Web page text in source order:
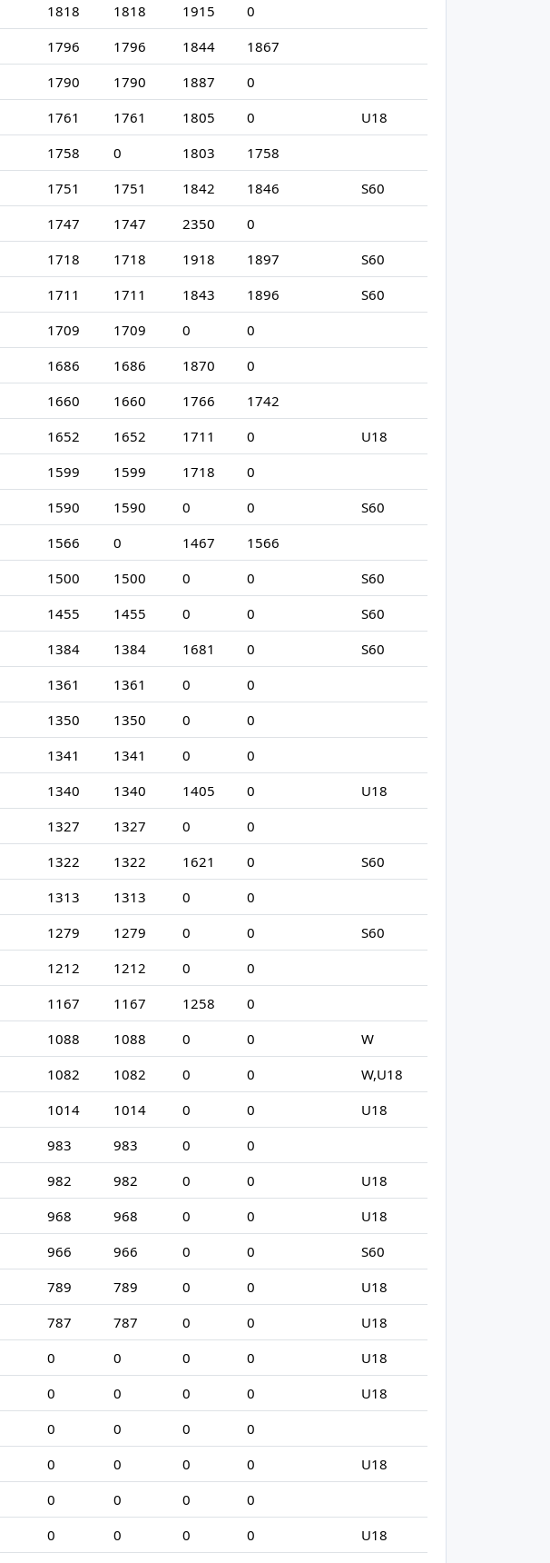
1818 1818 1915
0
1796 1796 1844
1867
1790 1790 1887
0
1761 1761 1805 0
U18
1758 0 1803
1758
1751 1751 1842 1846
S60
1747 1747 2350
0
1718 1718 1918 1897
S60
1711 1711 1843 1896
S60
1709 1709 0
0
1686 1686 1870
0
1660 1660 1766
1742
1652 1652 1711 0
U18
1599 1599 1718
0
1590 1590 0 0
S60
1566 0 1467
1566
1500 1500 0 0
S60
1455 1455 0 0
S60
1384 1384 1681 0
S60
1361 1361 0
0
1350 1350 0
0
1341 1341 0
0
1340 1340 1405 0
U18
1327 1327 0
0
1322 1322 1621 0
S60
1313 1313 0
0
1279 1279 0 0
S60
1212 1212 0
0
1167 1167 1258
0
1088 1088 0 0
W
1082 1082 0 0
W,U18
1014 1014 0 0
U18
983 983 0
0
982 982 0 0
U18
968 968 0 0
U18
966 966 0 0
S60
789 789 0 0
U18
787 787 0 0
U18
0 0 0 0
U18
0 0 0 0
U18
0 0 0
0
0 0 0 0
U18
0 0 0
0
0 0 0 0
U18